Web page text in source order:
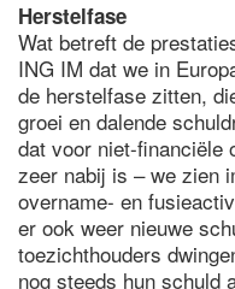
Herstelfase
Wat betreft de
ING IM dat we in
de herstelfase zitten,
groei en dalende
dat voor niet-financiële
zeer nabij is – we zien
overname- en
er ook weer nieuwe
toezichthouders
nog steeds hun schuld